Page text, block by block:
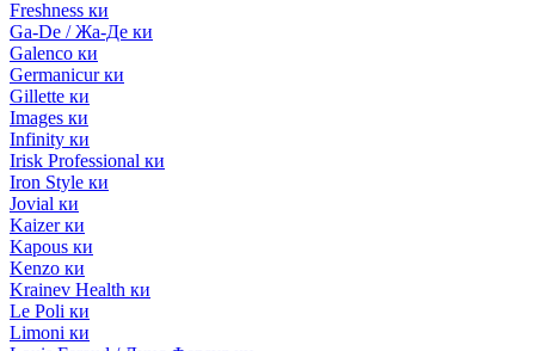
Freshness ки
Ga-De / Жа-Де ки
Galenco ки
Germanicur ки
Gillette ки
Images ки
Infinity ки
Irisk Professional ки
Iron Style ки
Jovial ки
Kaizer ки
Kapous ки
Kenzo ки
Krainev Health ки
Le Poli ки
Limoni ки